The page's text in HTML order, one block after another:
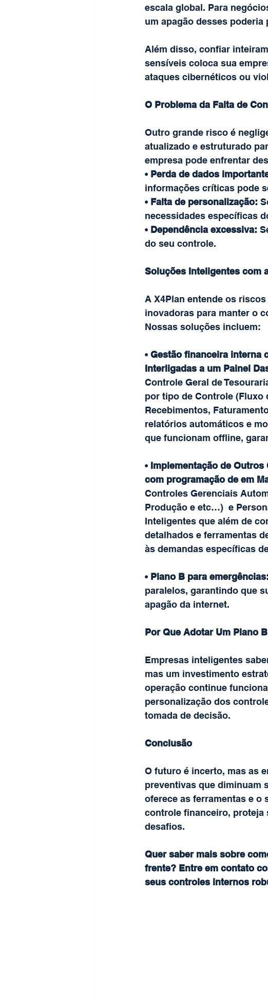
escala global. Para
um apagão desses
Além disso, confiar
sensíveis coloca sua
ataques cibernéticos ou
O Problema da Falta de
Outro grande risco é
atualizado e estruturado
empresa pode enfrentar
• Perda de dados
informações críticas pode
• Falta de personalização:
necessidades específicas
• Dependência excessiva:
do seu controle.
Soluções Inteligentes com
A X4Plan entende os
inovadoras para manter o
Nossas soluções incluem:
• Gestão financeira interna
Interligadas a um Painel
Controle Geral de
por tipo de Controle (Fluxo
Recebimentos,
relatórios automáticos e
que funcionam offline,
• Implementação de
com programação de em
Controles Gerenciais
Produção e etc…)  e
Inteligentes que além de
detalhados e ferramentas
às demandas específicas
• Plano B para
paralelos, garantindo que
apagão da internet.
Por Que Adotar Um Plano
Empresas inteligentes
mas um investimento
operação continue
personalização dos
tomada de decisão.
Conclusão
O futuro é incerto, mas as
preventivas que diminuam
oferece as ferramentas e o
controle financeiro, proteja
desafios.
Quer saber mais sobre
frente? Entre em contato
seus controles internos